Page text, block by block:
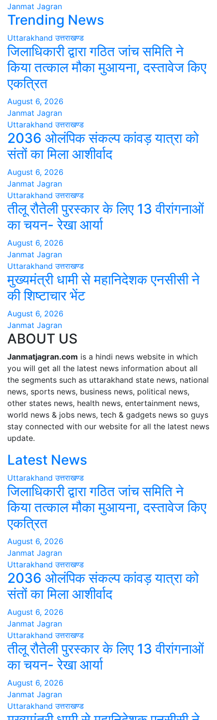
Janmat Jagran
Trending News
Uttarakhand उत्तराखण्ड
जिलाधिकारी द्वारा गठित जांच समिति ने
किया तत्काल मौका मुआयना, दस्तावेज किए
एकत्रित
August 6, 2026
Janmat Jagran
Uttarakhand उत्तराखण्ड
2036 ओलंपिक संकल्प कांवड़ यात्रा को
संतों का मिला आशीर्वाद
August 6, 2026
Janmat Jagran
Uttarakhand उत्तराखण्ड
तीलू रौतेली पुरस्कार के लिए 13 वीरांगनाओं
का चयन- रेखा आर्या
August 6, 2026
Janmat Jagran
Uttarakhand उत्तराखण्ड
मुख्यमंत्री धामी से महानिदेशक एनसीसी ने
की शिष्टाचार भेंट
August 6, 2026
Janmat Jagran
ABOUT US
Janmatjagran.com is a hindi news website in which
you will get all the latest news information about all
the segments such as uttarakhand state news, national
news, sports news, business news, political news,
other states news, health news, entertainment news,
world news & jobs news, tech & gadgets news so guys
stay connected with our website for all the latest news
update.
Latest News
Uttarakhand उत्तराखण्ड
जिलाधिकारी द्वारा गठित जांच समिति ने
किया तत्काल मौका मुआयना, दस्तावेज किए
एकत्रित
August 6, 2026
Janmat Jagran
Uttarakhand उत्तराखण्ड
2036 ओलंपिक संकल्प कांवड़ यात्रा को
संतों का मिला आशीर्वाद
August 6, 2026
Janmat Jagran
Uttarakhand उत्तराखण्ड
तीलू रौतेली पुरस्कार के लिए 13 वीरांगनाओं
का चयन- रेखा आर्या
August 6, 2026
Janmat Jagran
Uttarakhand उत्तराखण्ड